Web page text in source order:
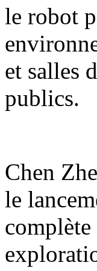
le robot
et salles
publics.
Chen
le